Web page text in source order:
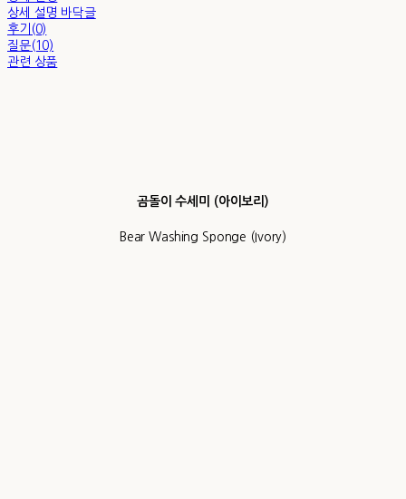
상세 설명 바닥글
후기(0)
질문(10)
관련 상품
곰돌이 수세미 (아이보리)
Bear Washing Sponge (Ivory)